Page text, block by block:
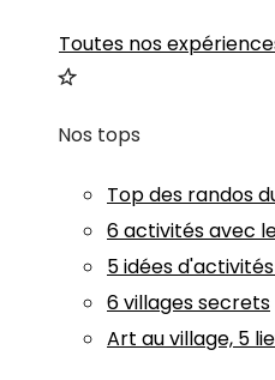
Toutes nos
Nos tops
Top des randos
6 activités avec
5 idées
6 villages secrets
Art au village, 5